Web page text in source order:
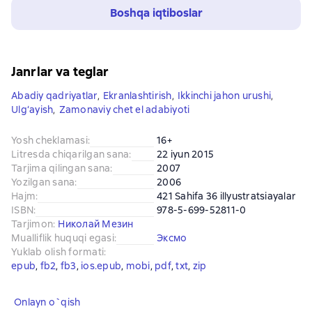
Boshqa iqtiboslar
Janrlar va teglar
Abadiy qadriyatlar, Ekranlashtirish, Ikkinchi jahon urushi,
Ulg‘ayish, Zamonaviy chet el adabiyoti
Yosh cheklamasi:
16+
Litresda chiqarilgan sana:
22 iyun 2015
Tarjima qilingan sana:
2007
Yozilgan sana:
2006
Hajm:
421 Sahifa 36 illyustratsiayalar
ISBN:
978-5-699-52811-0
Tarjimon: Николай Мезин
Mualliflik huquqi egasi:
Эксмо
Yuklab olish formati:
epub, fb2, fb3, ios.epub, mobi, pdf, txt, zip
Onlayn o`qish